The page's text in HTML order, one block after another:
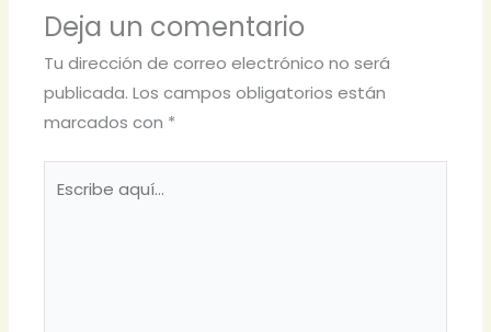
Deja un comentario
Tu dirección de correo electrónico no será
publicada. Los campos obligatorios están
marcados con *